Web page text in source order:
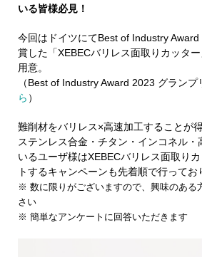
いる皆様必見！
今回はドイツにてBest of Industry
賞した「XEBECバリレス面取りカッタ
用意。
（Best of Industry Award 2023 グランプ
ら ）
難削材をバリレス×高速加工することが
ステンレス合金・チタン・インコネル・
いるユーザ様はXEBECバリレス面取り
トするキャンペーンも先着順で行ってお
※ 数に限りがございますので、興味のある
さい
※ 簡単なアンケートに回答いただきます